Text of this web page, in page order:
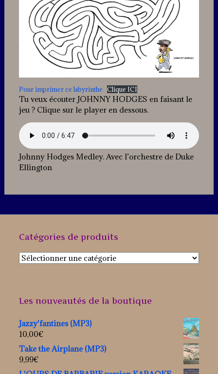
Pour imprimer ce labyrinthe Clique ICI
Tu veux écouter JOHNNY HODGES en faisant le
jeu ? Clique sur le player en dessous.
Johnny Hodges Medley. Avec l’orchestre de Duke
Ellington
Catégories de produits
Les nouveautés de la boutique
Jazzy'fantines (MP3)
10,00€
Take the Airplane (MP3)
9,99€